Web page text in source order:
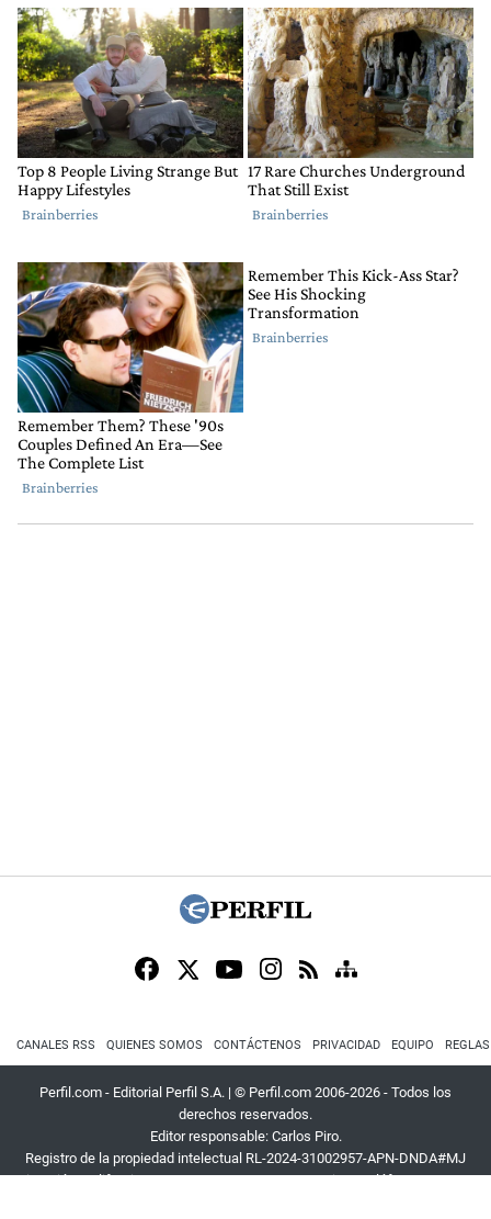
CANALES RSS QUIENES SOMOS CONTÁCTENOS PRIVACIDAD EQUIPO
Perfil.com - Editorial Perfil S.A. | © Perfil.com 2006-2026 - Todos los
derechos reservados.
Editor responsable: Carlos Piro.
Registro de la propiedad intelectual RL-2024-31002957-APN-DNDA#MJ
Dirección:California 2715,C1289ABI,CABA, Argentina| Teléfono:+54 9 11